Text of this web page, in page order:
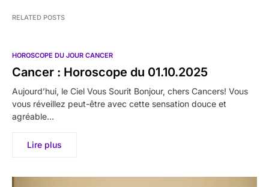
RELATED POSTS
HOROSCOPE DU JOUR CANCER
Cancer : Horoscope du 01.10.2025
Aujourd’hui, le Ciel Vous Sourit Bonjour, chers Cancers! Vous
vous réveillez peut-être avec cette sensation douce et
agréable…
Lire plus